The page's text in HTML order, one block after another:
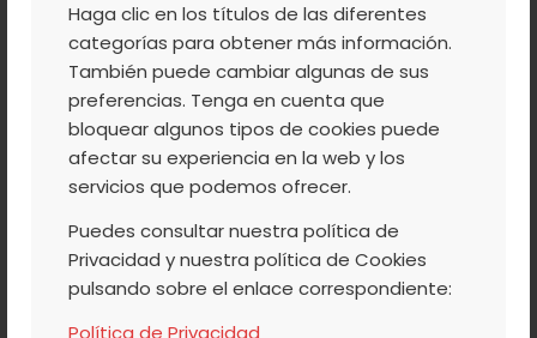
Haga clic en los títulos de las diferentes
categorías para obtener más información.
También puede cambiar algunas de sus
preferencias. Tenga en cuenta que
bloquear algunos tipos de cookies puede
afectar su experiencia en la web y los
servicios que podemos ofrecer.
Puedes consultar nuestra política de
Privacidad y nuestra política de Cookies
pulsando sobre el enlace correspondiente:
Política de Privacidad
Higo Seco Granillo 250gr
1,87